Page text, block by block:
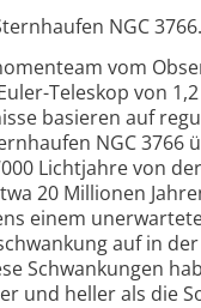
NGC
vom
Teleskop von
basieren auf
NGC 3766
Lichtjahre von
20 Millionen
einem
auf in
Schwankungen
und heller als die